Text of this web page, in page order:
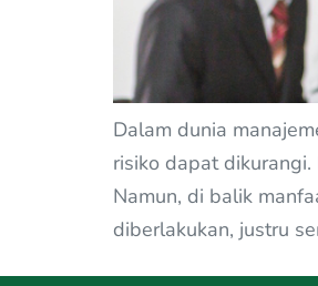
Dalam dunia
risiko dapat
Namun, di balik
diberlakukan, justru